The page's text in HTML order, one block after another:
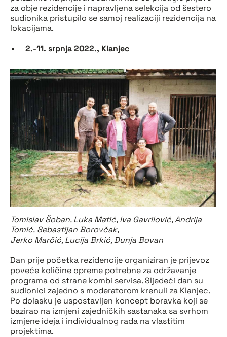
za obje rezidencije i napravljena selekcija od šestero
sudionika pristupilo se samoj realizaciji rezidencija na
lokacijama.
2.-11. srpnja 2022., Klanjec
Tomislav Šoban, Luka Matić, Iva Gavrilović, Andrija
Tomić, Sebastijan Borovčak,
Jerko Marčić, Lucija Brkić, Dunja Bovan
Dan prije početka rezidencije organiziran je prijevoz
poveće količine opreme potrebne za održavanje
programa od strane kombi servisa. Sljedeći dan su
sudionici zajedno s moderatorom krenuli za Klanjec.
Po dolasku je uspostavljen koncept boravka koji se
bazirao na izmjeni zajedničkih sastanaka sa svrhom
izmjene ideja i individualnog rada na vlastitim
projektima.